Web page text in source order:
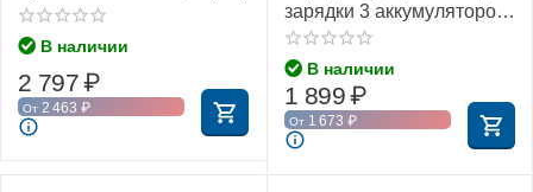
В наличии
2 797₽
От 2 463 ₽
зарядки 3 аккумуляторов
Parrot Anafi (YX)
В наличии
1 899₽
От 1 673 ₽